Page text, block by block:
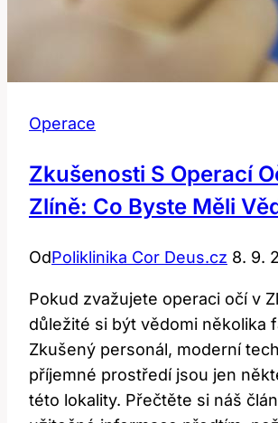
Operace
Zkušenosti S Operací
Zlíně: Co Byste Měli
OdPoliklinika Cor Deus.cz 8. 9.
Pokud zvažujete operaci očí v
důležité si být vědomi několika
Zkušený personál, moderní
příjemné prostředí jsou jen
této lokality. Přečtěte si náš